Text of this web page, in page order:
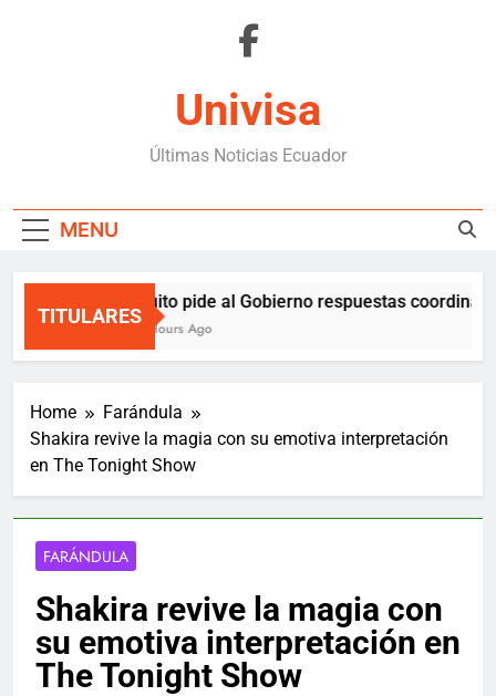
Univisa
Últimas Noticias Ecuador
MENU
TITULARES
Quito pide al Gobierno respuestas
3 Hours Ago
Home
Farándula
Shakira revive la magia con su emotiva interpretación
en The Tonight Show
FARÁNDULA
Shakira revive la magia con
su emotiva interpretación en
The Tonight Show